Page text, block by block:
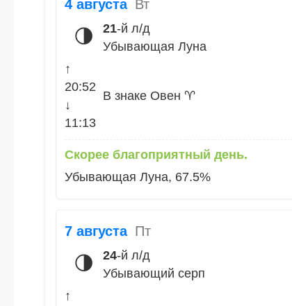
4 августа Вт
🌗 21-й л/д
Убывающая Луна
↑
20:52
↓
11:13
В знаке Овен ♈
Скорее благоприятный день.
Убывающая Луна, 67.5%
7 августа Пт
🌗 24-й л/д
Убывающий серп
↑